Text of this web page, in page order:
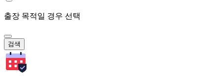
출장 목적일 경우 선택
검색